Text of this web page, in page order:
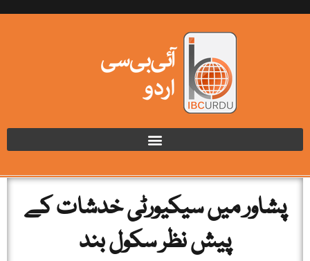
پشاور میں سيکيورٹی خدشات کے
پيش نظر سکول بند